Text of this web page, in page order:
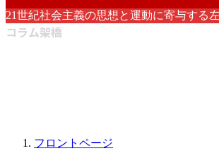
21世紀社会主義の思想と運動に寄与する
コラム架橋
フロントページ